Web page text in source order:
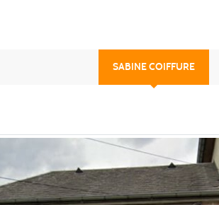
SABINE COIFFURE